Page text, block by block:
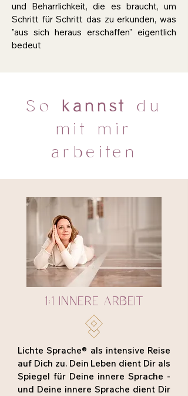
und Beharrlichkeit, die es braucht, um
Schritt für Schritt das zu erkunden, was
"aus sich heraus erschaffen" eigentlich
bedeut
So kannst
du
mit mir
arbeiten
1:1 INNERE ARBEIT
Lichte Sprache® als intensive Reise
auf Dich zu. Dein Leben dient Dir als
Spiegel für Deine innere Sprache -
und Deine innere Sprache dient Dir